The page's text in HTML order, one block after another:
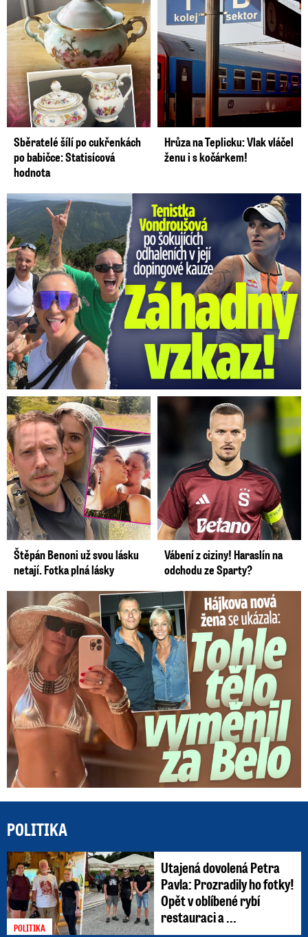
Sběratelé šílí po cukřenkách
po babičce: Statisícová
hodnota
Hrůza na Teplicku: Vlak vláčel
ženu i s kočárkem!
Vondroušová po šokujících odhaleních v kauze: Záhadný vzkaz!
Štěpán Benoni už svou lásku
netají. Fotka plná lásky
Vábení z ciziny! Haraslín na
odchodu ze Sparty?
Tohle tělo nahradilo Belo: Nová partnerka se ukázala...
POLITIKA
POLITIKA
Utajená dovolená Petra
Pavla: Prozradily ho fotky!
Opět v oblíbené rybí
restauraci a ...